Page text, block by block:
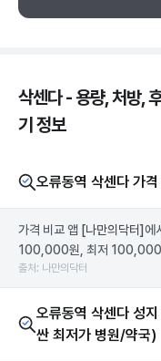
삭센다 - 용량, 처방,
기 정보
오류동역 삭센다 가격
가격 비교 앱 [나만의닥터] 에
100,000원, 최저 100,000
출처: 나만의닥터
오류동역 삭센다 성
싼 최저가 병원/약국)